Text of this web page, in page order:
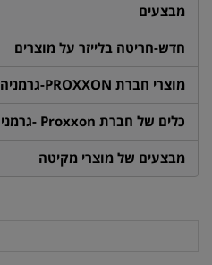
מבצעים
חדש-חריטה בלייזר על מוצרים
מוצרי חברת PROXXON-גרמניה
כלים של חברת Proxxon -גרמניה
מבצעים של מוצרי מקיטה